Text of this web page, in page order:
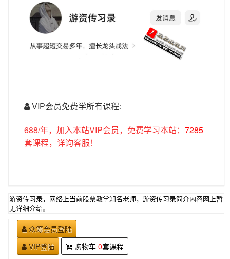
VIP会员免费学所有课程:
688/年，加入本站VIP会员，免费学习本站： 7285
套课程，详询客服！
游资传习录，网络上当前股票教学知名老师，游资传习录简介内容网上暂
无详细介绍。
众筹会员登陆
VIP登陆
购物车 0套课程